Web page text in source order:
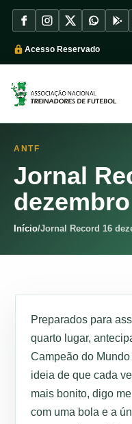
Acesso Reservado
ANTF
Jornal
Início/Jornal Record 16
Preparados para
quarto lugar,
Campeão do
ideia de que cada
mais bonito, digo
com uma bola e a